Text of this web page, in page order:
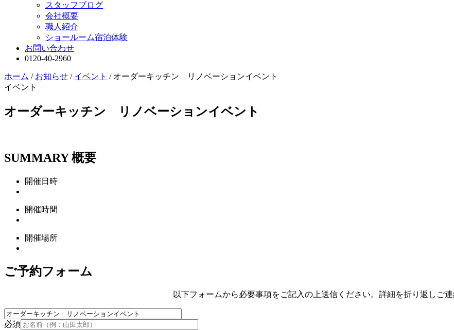
スタッフブログ
会社概要
職人紹介
ショールーム宿泊体験
お問い合わせ
0120-40-2960
ホーム / お知らせ / イベント / オーダーキッチン リノベーションイベント
イベント
オーダーキッチン リノベーションイベント
SUMMARY概要
開催日時
開催時間
開催場所
ご予約フォーム
以下フォームから必要事項をご記入の上送信ください。詳細を折り返しご連
必須